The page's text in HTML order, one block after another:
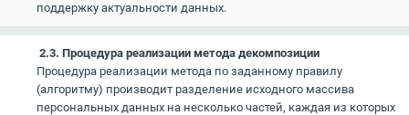
поддержку актуальности данных.
2.3. Процедура реализации метода декомпозиции
Процедура реализации метода по заданному правилу
(алгоритму) производит разделение исходного массива
персональных данных на несколько частей, каждая из которых